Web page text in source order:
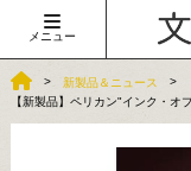
メニュー
新製品＆ニュース
【新製品】ペリカン"インク・オ